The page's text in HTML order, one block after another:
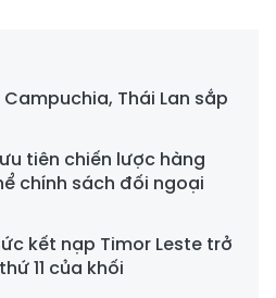
Thái Lan sắp
tiên chiến lược hàng
chính sách đối ngoại
kết nạp Timor Leste trở
11 của khối